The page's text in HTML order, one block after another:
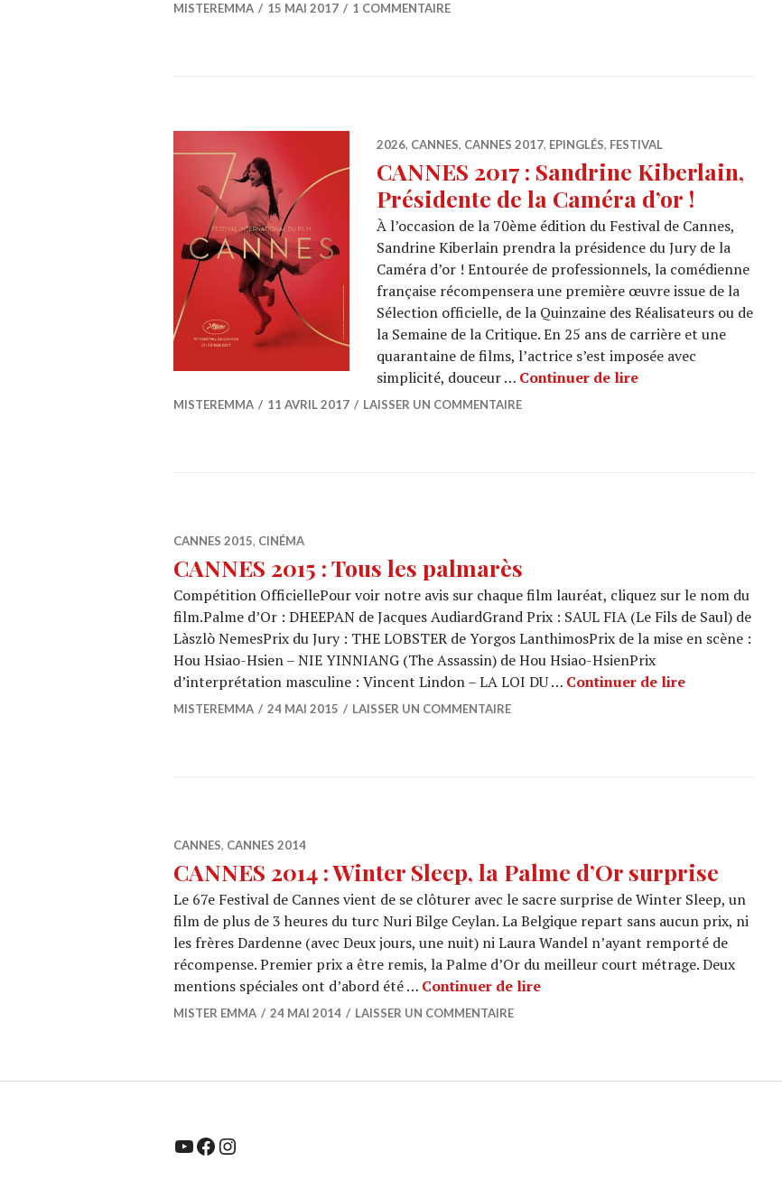
MISTEREMMA 15 MAI 2017 1 COMMENTAIRE
2026, CANNES, CANNES 2017, EPINGLÉS, FESTIVAL
CANNES 2017 : Sandrine Kiberlain,
Présidente de la Caméra d’or !
À l’occasion de la 70ème édition du Festival de Cannes,
Sandrine Kiberlain prendra la présidence du Jury de la
Caméra d’or ! Entourée de professionnels, la comédienne
française récompensera une première œuvre issue de la
Sélection officielle, de la Quinzaine des Réalisateurs ou de
la Semaine de la Critique. En 25 ans de carrière et une
quarantaine de films, l’actrice s’est imposée avec
simplicité, douceur … Continuer de lireCANNES 2017 :
MISTEREMMA 11 AVRIL 2017 LAISSER UN COMMENTAIRE
CANNES 2015, CINÉMA
CANNES 2015 : Tous les palmarès
Compétition OfficiellePour voir notre avis sur chaque film lauréat, cliquez sur le nom du
film.Palme d’Or : DHEEPAN de Jacques AudiardGrand Prix : SAUL FIA (Le Fils de Saul) de
Làszlò NemesPrix du Jury : THE LOBSTER de Yorgos LanthimosPrix de la mise en scène :
Hou Hsiao-Hsien – NIE YINNIANG (The Assassin) de Hou Hsiao-HsienPrix
d’interprétation masculine : Vincent Lindon – LA LOI DU … Continuer de lireCANNES
MISTEREMMA 24 MAI 2015 LAISSER UN COMMENTAIRE
CANNES, CANNES 2014
CANNES 2014 : Winter Sleep, la Palme d’Or surprise
Le 67e Festival de Cannes vient de se clôturer avec le sacre surprise de Winter Sleep, un
film de plus de 3 heures du turc Nuri Bilge Ceylan. La Belgique repart sans aucun prix, ni
les frères Dardenne (avec Deux jours, une nuit) ni Laura Wandel n’ayant remporté de
récompense. Premier prix a être remis, la Palme d’Or du meilleur court métrage. Deux
mentions spéciales ont d’abord été … Continuer de lireCANNES 2014 : Winter Sleep, la
MISTER EMMA 24 MAI 2014 LAISSER UN COMMENTAIRE
YouTube Facebook Instagram